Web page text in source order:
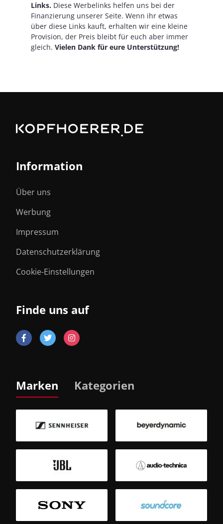
Links. Diese Werbelinks helfen uns bei der
Finanzierung unserer Seite. Wenn ihr etwas
über diese Links kauft, erhalten wir eine kleine
Provision, der Preis bleibt für euch aber immer
gleich. Vielen Dank für eure Unterstützung!
Information
Über uns
Werbung
Impressum
Datenschutzerklärung
Cookie-Einstellungen
Finde uns auf
Marken Kategorien